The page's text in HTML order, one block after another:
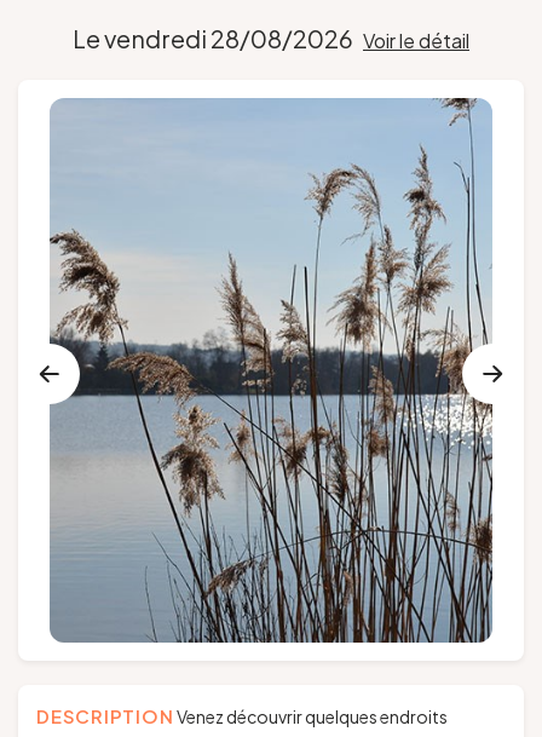
Suivez-nous
Presse
Groupes et voyagistes
EN NL DE
Le vendredi 28/08/2026 Voir le détail
DESCRIPTION Venez découvrir quelques endroits